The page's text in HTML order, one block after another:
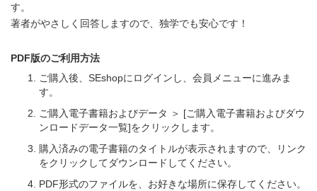
す。
著者がやさしく回答しますので、独学でも安心です！
PDF版のご利用方法
ご購入後、SEshopにログインし、会員メニューに進みま
す。
ご購入電子書籍およびデータ ＞ [ご購入電子書籍およびダウ
ンロードデータ一覧]をクリックします。
購入済みの電子書籍のタイトルが表示されますので、リンク
をクリックしてダウンロードしてください。
PDF形式のファイルを、お好きな場所に保存してください。